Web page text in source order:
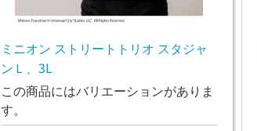
ミニオン ストリートトリオ スタジャ
ンＬ、3L
この商品にはバリエーションがありま
す。